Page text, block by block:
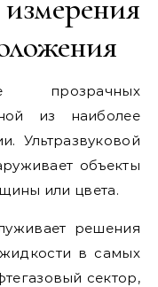
прозрачных
из наиболее
Ультразвуковой
объекты
или цвета.
решения
в самых
сектор,